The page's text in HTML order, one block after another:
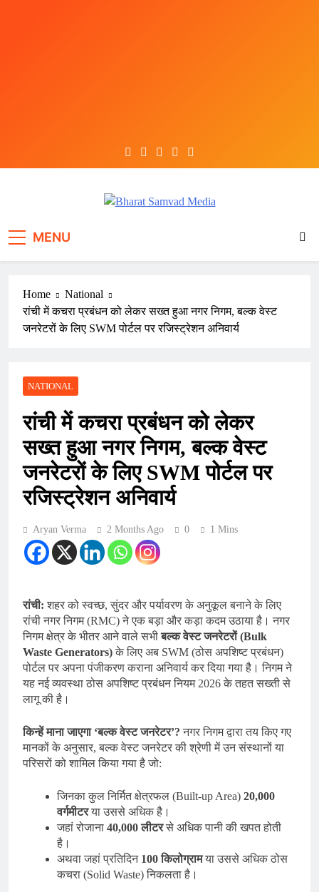
MENU
Home
National
रांची में कचरा प्रबंधन को लेकर सख्त हुआ नगर निगम, बल्क वेस्ट
जनरेटरों के लिए SWM पोर्टल पर रजिस्ट्रेशन अनिवार्य
NATIONAL
रांची में कचरा प्रबंधन को लेकर
सख्त हुआ नगर निगम, बल्क वेस्ट
जनरेटरों के लिए SWM पोर्टल पर
रजिस्ट्रेशन अनिवार्य
Aryan Verma 2 Months Ago 0 1 Mins
रांची: शहर को स्वच्छ, सुंदर और पर्यावरण के अनुकूल बनाने के लिए
रांची नगर निगम (RMC) ने एक बड़ा और कड़ा कदम उठाया है। नगर
निगम क्षेत्र के भीतर आने वाले सभीबल्क वेस्ट जनरेटरों (Bulk
Waste Generators)के लिए अब SWM (ठोस अपशिष्ट प्रबंधन)
पोर्टल पर अपना पंजीकरण कराना अनिवार्य कर दिया गया है। निगम ने
यह नई व्यवस्था ठोस अपशिष्ट प्रबंधन नियम 2026 के तहत सख्ती से
लागू की है।
किन्हें माना जाएगा ‘बल्क वेस्ट जनरेटर’? नगर निगम द्वारा तय किए गए
मानकों के अनुसार, बल्क वेस्ट जनरेटर की श्रेणी में उन संस्थानों या
परिसरों को शामिल किया गया है जो:
जिनका कुल निर्मित क्षेत्रफल (Built-up Area) 20,000
वर्गमीटरया उससे अधिक है।
जहां रोजाना 40,000 लीटरसे अधिक पानी की खपत होती
है।
अथवा जहां प्रतिदिन 100 किलोग्रामया उससे अधिक ठोस
कचरा (Solid Waste) निकलता है।